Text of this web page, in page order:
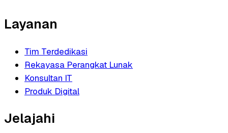
Layanan
Tim Terdedikasi
Rekayasa Perangkat Lunak
Konsultan IT
Produk Digital
Jelajahi